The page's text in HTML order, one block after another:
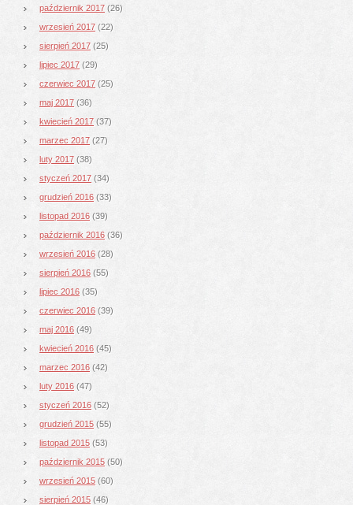
październik 2017 (26)
wrzesień 2017 (22)
sierpień 2017 (25)
lipiec 2017 (29)
czerwiec 2017 (25)
maj 2017 (36)
kwiecień 2017 (37)
marzec 2017 (27)
luty 2017 (38)
styczeń 2017 (34)
grudzień 2016 (33)
listopad 2016 (39)
październik 2016 (36)
wrzesień 2016 (28)
sierpień 2016 (55)
lipiec 2016 (35)
czerwiec 2016 (39)
maj 2016 (49)
kwiecień 2016 (45)
marzec 2016 (42)
luty 2016 (47)
styczeń 2016 (52)
grudzień 2015 (55)
listopad 2015 (53)
październik 2015 (50)
wrzesień 2015 (60)
sierpień 2015 (46)